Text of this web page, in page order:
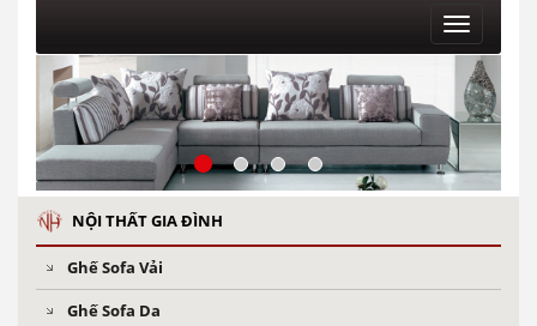
Toggle
NỘI THẤT GIA ĐÌNH
Ghế Sofa Vải
Ghế Sofa Da